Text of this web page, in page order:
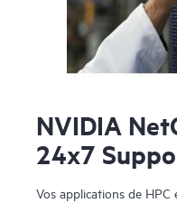
NVIDIA
24x7
Vos applications de